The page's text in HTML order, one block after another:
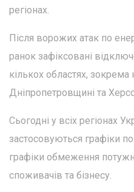
регіонах.
Після ворожих атак по
ранок зафіксовані
кількох областях, зокрема
Дніпропетровщині та
Сьогодні у всіх регіонах
застосовуються графіки
графіки обмеження
споживачів та бізнесу.